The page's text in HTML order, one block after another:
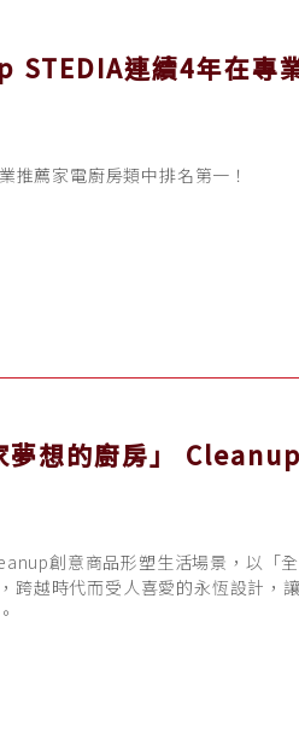
STEDIA連續4年在專
推薦家電廚房類中排名第一！
想的廚房」
創意商品形塑生活場景，以「
跨越時代而受人喜愛的永恆設計，